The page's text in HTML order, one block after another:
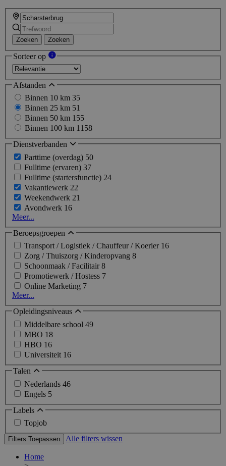
Zoeken Zoeken
Sorteer op
Afstanden
Binnen 10 km 35
Binnen 25 km 51
Binnen 50 km 155
Binnen 100 km 1158
Dienstverbanden
Parttime (overdag) 50
Fulltime (ervaren) 37
Fulltime (startersfunctie) 24
Vakantiewerk 22
Weekendwerk 21
Avondwerk 16
Meer...
Beroepsgroepen
Transport / Logistiek / Chauffeur / Koerier 16
Zorg / Thuiszorg / Kinderopvang 8
Schoonmaak / Facilitair8
Promotiewerk / Hostess 7
Online Marketing 7
Meer...
Opleidingsniveaus
Middelbare school 49
MBO 18
HBO 16
Universiteit 16
Talen
Nederlands 46
Engels 5
Labels
Topjob
Filters Toepassen Alle filters wissen
Home